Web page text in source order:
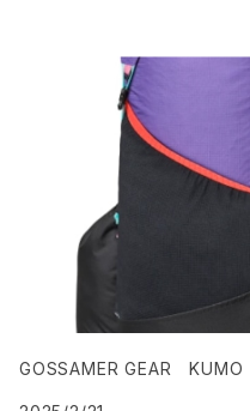
GOSSAMER GEAR KUMO